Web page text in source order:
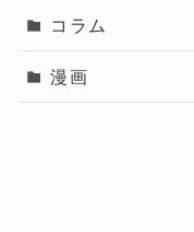
コラム
漫画